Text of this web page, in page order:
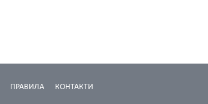
КОНТАКТИ
ПРАВИЛА